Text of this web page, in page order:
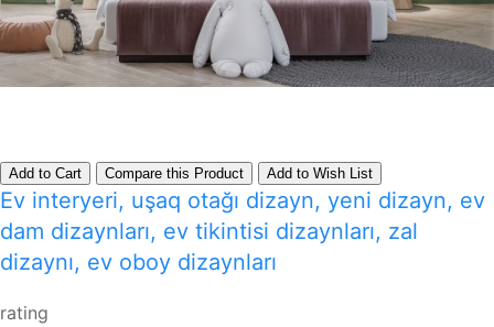
Add to Cart Compare this Product Add to Wish List
Ev interyeri, uşaq otağı dizayn, yeni dizayn, ev
dam dizaynları, ev tikintisi dizaynları, zal
dizaynı, ev oboy dizaynları
rating